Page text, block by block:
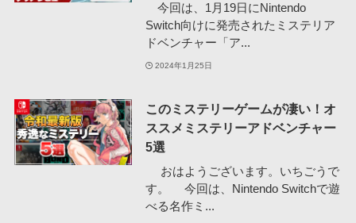
今回は、1月19日にNintendo
Switch向けに発売されたミステリア
ドベンチャー「ア...
2024年1月25日
このミステリーゲームが凄い！オ
ススメミステリーアドベンチャー
5選
おはようございます。いちごうで
す。 今回は、Nintendo Switchで遊
べる名作ミ...